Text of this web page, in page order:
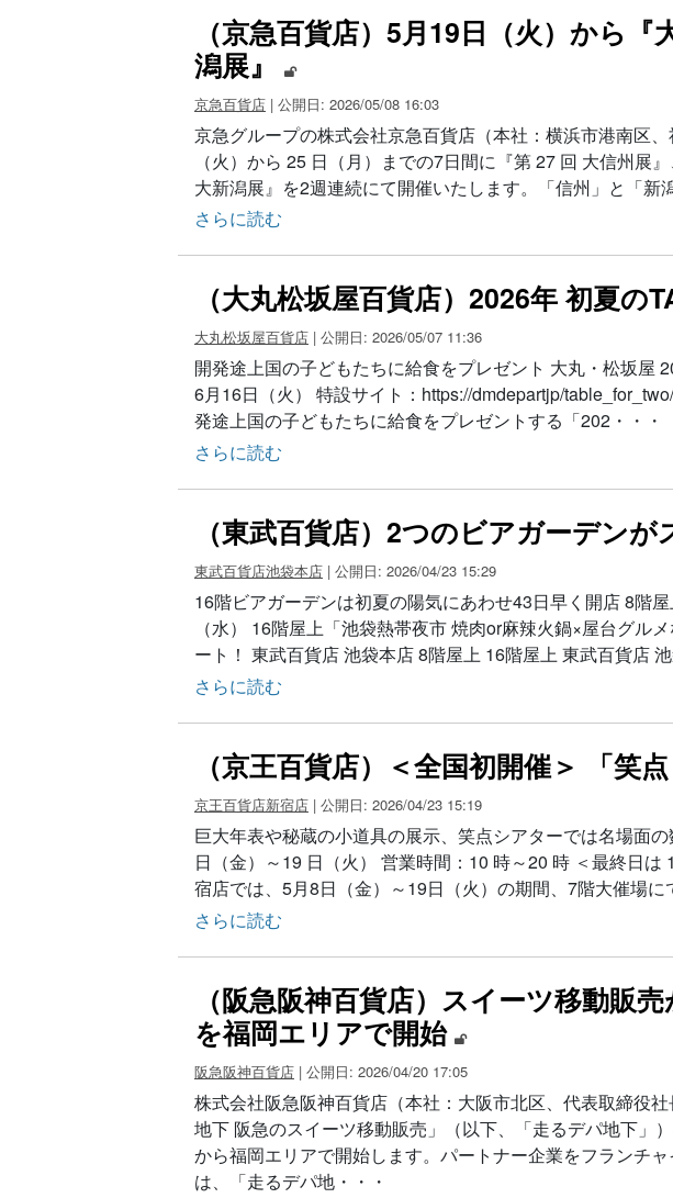
（京急百貨店）5月19日（火）から
潟展』
京急百貨店 | 公開日: 2026/05/08 16:03
京急グループの株式会社京急百貨店（本社：横浜市港南区
（火）から 25 日（月）までの7日間に『第 27 回 大信州
大新潟展』を2週連続にて開催いたします。「信州」と「
さらに読む
（大丸松坂屋百貨店）2026年 初夏の
大丸松坂屋百貨店 | 公開日: 2026/05/07 11:36
開発途上国の⼦どもたちに給⾷をプレゼント 大丸・松坂屋
6月16日（⽕） 特設サイト：https://dmdepartjp/
発途上国の⼦どもたちに給⾷をプレゼントする「202・・・
さらに読む
（東武百貨店）2つのビアガーデンが
東武百貨店池袋本店 | 公開日: 2026/04/23 15:29
16階ビアガーデンは初夏の陽気にあわせ43日早く開店 8階
（水） 16階屋上「池袋熱帯夜市 焼肉or麻辣火鍋×屋台グル
ート！ 東武百貨店 池袋本店 8階屋上 16階屋上 東武百貨店
さらに読む
（京王百貨店）＜全国初開催＞ 「笑
京王百貨店新宿店 | 公開日: 2026/04/23 15:19
巨大年表や秘蔵の小道具の展示、笑点シアターでは名場面
日（金）～19 日（火） 営業時間：10 時～20 時 ＜最終日
宿店では、5月8日（金）～19日（火）の期間、7階大催場に
さらに読む
（阪急阪神百貨店）スイーツ移動販
を福岡エリアで開始
阪急阪神百貨店 | 公開日: 2026/04/20 17:05
株式会社阪急阪神百貨店（本社：大阪市北区、代表取締役
地下 阪急のスイーツ移動販売」（以下、「走るデパ地下」
から福岡エリアで開始します。パートナー企業をフランチ
は、「走るデパ地・・・